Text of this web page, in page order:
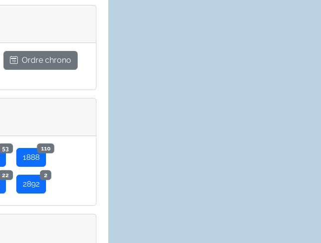
Ordre chrono
53
1888
110
22
2892
2